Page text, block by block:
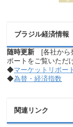
ブラジル経済情報
随時更新 [各社から
ポートをご覧いただ
◆マーケットリポー
◆為替・経済指数
関連リンク